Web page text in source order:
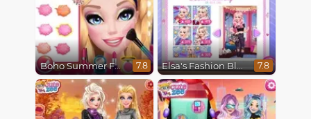
Boho Summer Festival Besties 7.8 Elsa's Fashion Blog 7.8